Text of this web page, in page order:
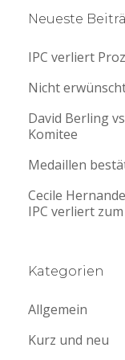
Neueste
IPC verliert
Nicht
David Berling
Komitee
Medaillen
Cecile
IPC verliert
Kategorien
Allgemein
Kurz und neu